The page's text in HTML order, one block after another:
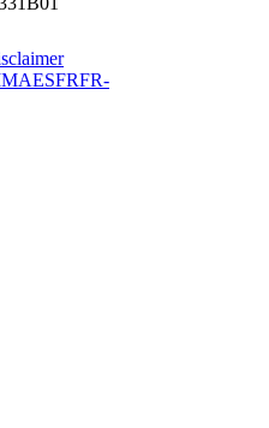
ESFRFR-